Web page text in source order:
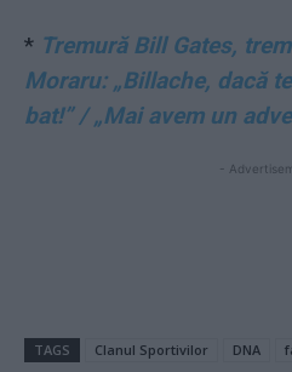
* Tremură Bill Gates,
Moraru: „Billache, dacă
bat!” / „Mai avem un
-
TAGS Clanul Sportivilor DNA